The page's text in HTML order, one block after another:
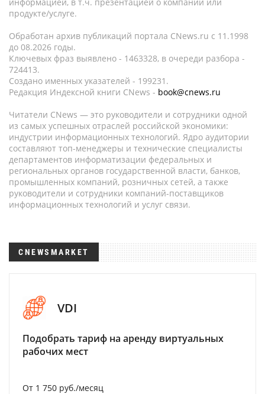
продукте/услуге.
Обработан архив публикаций портала CNews.ru c 11.1998
до 08.2026 годы.
Ключевых фраз выявлено - 1463328, в очереди разбора -
724413.
Создано именных указателей - 199231.
Редакция Индексной книги CNews - book@cnews.ru
Читатели CNews — это руководители и сотрудники одной
из самых успешных отраслей российской экономики:
индустрии информационных технологий. Ядро аудитории
составляют топ-менеджеры и технические специалисты
департаментов информатизации федеральных и
региональных органов государственной власти, банков,
промышленных компаний, розничных сетей, а также
руководители и сотрудники компаний-поставщиков
информационных технологий и услуг связи.
CNEWSMARKET
VDI
Подобрать тариф на аренду виртуальных
рабочих мест
От 1 750 руб./месяц